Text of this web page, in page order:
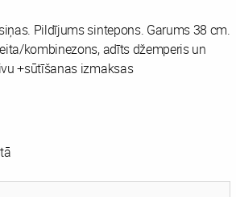
Pildījums sintepons. Garums 38 cm.
kombinezons, adīts džemperis un
+sūtīšanas izmaksas